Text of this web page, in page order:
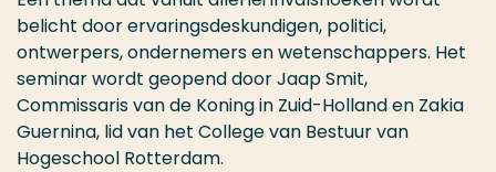
belicht door ervaringsdeskundigen, politici,
ontwerpers, ondernemers en wetenschappers. Het
seminar wordt geopend door Jaap Smit,
Commissaris van de Koning in Zuid-Holland en Zakia
Guernina, lid van het College van Bestuur van
Hogeschool Rotterdam.